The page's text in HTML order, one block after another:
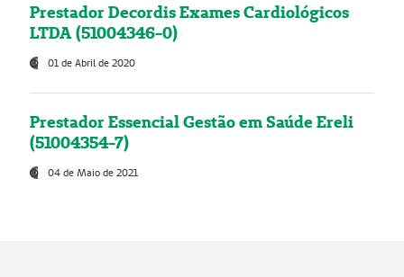
Prestador Decordis Exames Cardiológicos
LTDA (51004346-0)
01 de Abril de 2020
Prestador Essencial Gestão em Saúde Ereli
(51004354-7)
04 de Maio de 2021